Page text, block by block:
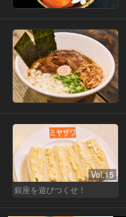
Vol.15
銀座を遊びつくせ！